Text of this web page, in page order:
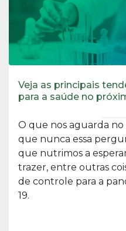
Veja as principais
para a saúde no
O que nos aguarda no
que nunca essa
que nutrimos a
trazer, entre outras
de controle para a
19.